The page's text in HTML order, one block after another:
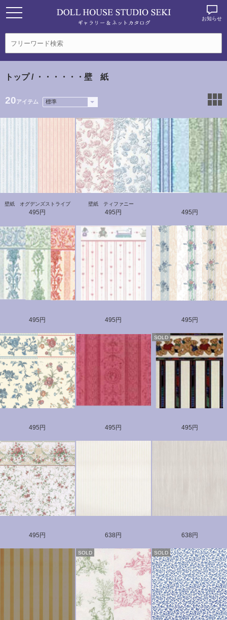
お知らせ
トップ/ ・・・・・・壁 紙
20アイテム
壁紙 オグデンズストライプ
495円
壁紙 ティファニー
495円 495円
495円 495円 495円
495円 495円
SOLD
495円
495円 638円 638円
SOLD SOLD